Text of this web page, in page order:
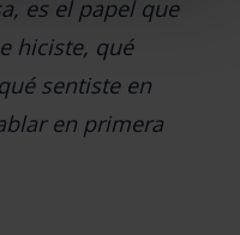
es el papel que
hiciste, qué
sentiste en
en primera